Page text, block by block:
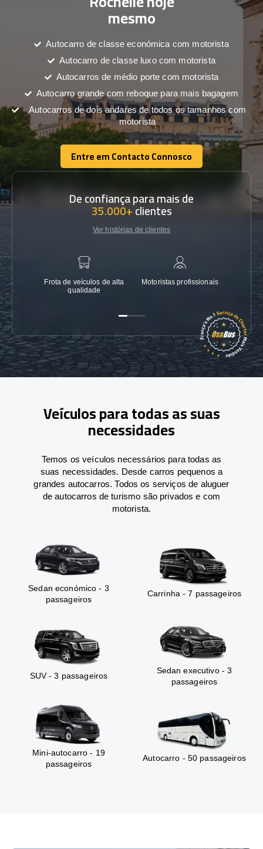
mesmo
Autocarro de classe económica com motorista
Autocarro de classe luxo com motorista
Autocarros de médio porte com motorista
Autocarro grande com reboque para mais bagagem
Autocarros de dois andares de todos os tamanhos com
motorista
Entre em Contacto Connosco
Entre em Contacto Connosco
De confiança para mais de
35.000+clientes
Ver histórias de clientes
Frota de veículos de alta
qualidade
Motoristas profissionais
Veículos para todas as suas
necessidades
Temos os veículos necessários para todas as
suas necessidades. Desde carros pequenos a
grandes autocarros. Todos os serviços de aluguer
de autocarros de turismo são privados e com
motorista.
Sedan económico - 3
passageiros
Carrinha - 7 passageiros
SUV - 3 passageiros
Sedan executivo - 3
passageiros
Mini-autocarro - 19
passageiros
Autocarro - 50 passageiros